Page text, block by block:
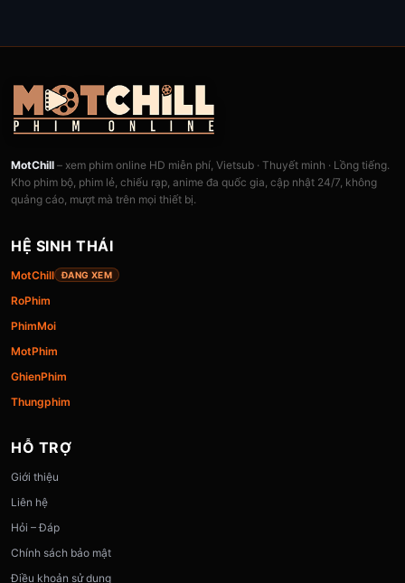
MotChill – xem phim online HD miễn phí, Vietsub · Thuyết minh · Lồng tiếng.
Kho phim bộ, phim lẻ, chiếu rạp, anime đa quốc gia, cập nhật 24/7, không
quảng cáo, mượt mà trên mọi thiết bị.
HỆ SINH THÁI
MotChill ĐANG XEM
RoPhim
PhimMoi
MotPhim
GhienPhim
Thungphim
HỖ TRỢ
Giới thiệu
Liên hệ
Hỏi – Đáp
Chính sách bảo mật
Điều khoản sử dụng